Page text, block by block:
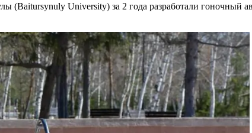
(Baitursynuly University) за 2 года разработали гоночный